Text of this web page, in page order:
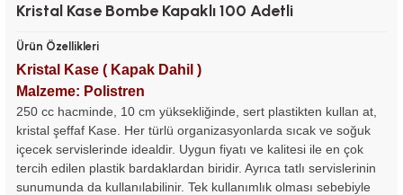
Kristal Kase Bombe Kapaklı 100 Adetli
Ürün Özellikleri
Kristal Kase ( Kapak Dahil )
Malzeme: Polistren
250 cc hacminde, 10 cm yüksekliğinde, sert plastikten kullan at,
kristal şeffaf Kase. Her türlü organizasyonlarda sıcak ve soğuk
içecek servislerinde idealdir. Uygun fiyatı ve kalitesi ile en çok
tercih edilen plastik bardaklardan biridir. Ayrıca tatlı servislerinin
sunumunda da kullanılabilinir. Tek kullanımlık olması sebebiyle